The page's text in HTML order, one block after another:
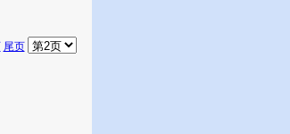
尾页